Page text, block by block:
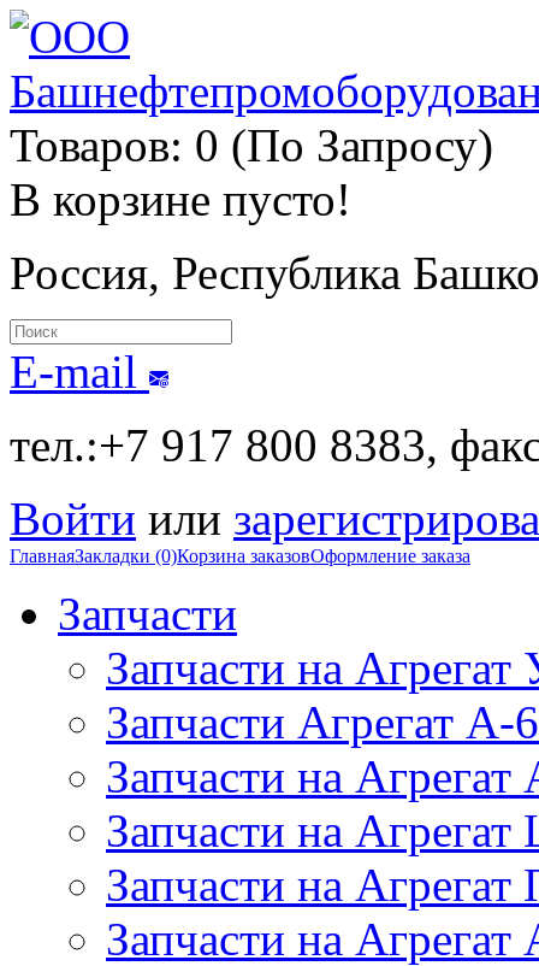
Товаров: 0 (По Запросу)
В корзине пусто!
Россия, Республика
E-mail
тел.:+7 917 800 8383,
Войти или
ГлавнаяЗакладки (0)Корзина заказовОформление заказа
Запчасти
Запчасти на
Запчасти Агрегат А-
Запчасти на
Запчасти на
Запчасти на
Запчасти на